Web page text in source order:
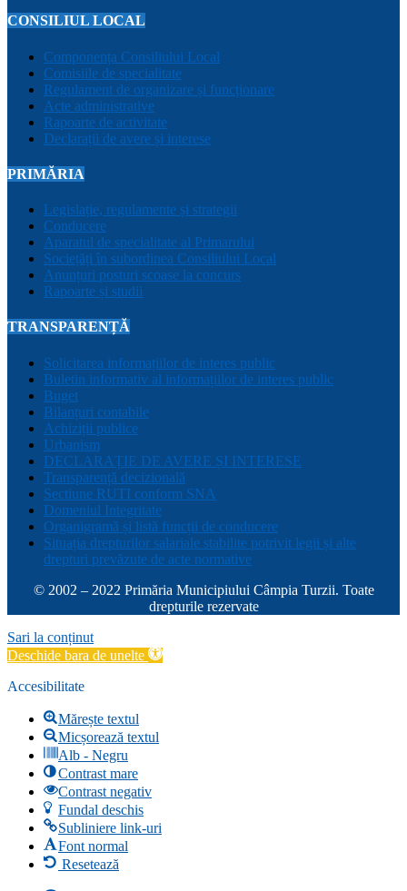
CONSILIUL LOCAL
Componența Consiliului Local
Comisiile de specialitate
Regulament de organizare și funcționare
Acte administrative
Rapoarte de activitate
Declarații de avere și interese
PRIMĂRIA
Legislație, regulamente și strategii
Conducere
Aparatul de specialitate al Primarului
Sociețăți în subordinea Consiliului Local
Anunțuri posturi scoase la concurs
Rapoarte și studii
TRANSPARENȚĂ
Solicitarea informațiilor de interes public
Buletin informativ al informațiilor de interes public
Buget
Bilanțuri contabile
Achiziții publice
Urbanism
DECLARAȚIE DE AVERE ȘI INTERESE
Transparență decizională
Sectiune RUTI conform SNA
Domeniul Integritate
Organigramă și listă funcții de conducere
Situația drepturilor salariale stabilite potrivit legii și alte
drepturi prevăzute de acte normative
© 2002 – 2022 Primăria Municipiului Câmpia Turzii. Toate
drepturile rezervate
Sari la conținut
Deschide bara de unelte
Accesibilitate
Mărește textul
Micșorează textul
Alb - Negru
Contrast mare
Contrast negativ
Fundal deschis
Subliniere link-uri
Font normal
Resetează